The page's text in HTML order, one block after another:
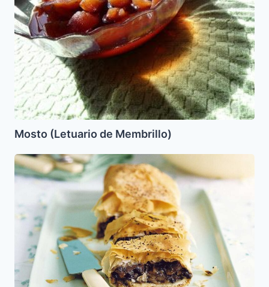
Mosto (Letuario de Membrillo)
Strudel
de
Champiñones